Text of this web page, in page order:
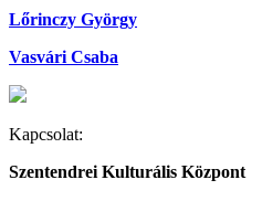
Lőrinczy György
Vasvári Csaba
Kapcsolat:
Szentendrei Kulturális Központ